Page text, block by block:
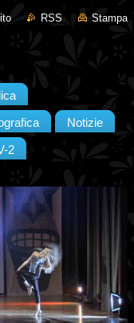
RSS Stampa
Notizie
2